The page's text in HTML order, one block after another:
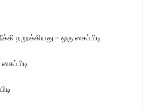
நறூக்கியது – ஒரு கைப்பிடி